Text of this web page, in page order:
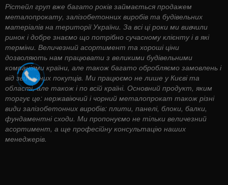
Рістейл груп вже багато років займається продажем
металопрокату, залізобетонних виробів та будівельних
матеріалів на території України. За всі ці роки ми вивчили
ринок і добре знаємо що потрібно сучасному клієнту і в які
терміни. Величезний асортимент та хороші ціни
дозволяють нам працювати з великими будівельними
компаніями країни, але також багато обробляємо замовлень і
від звичайних покупців. Ми працюємо не лише у Києві та
області, але також і по всій країні. Основний продукт, яким
торгує це: нержавіючий і чорний металопрокат також різні
види залізобетонних виробів: плити, панелі, блоки, балки,
фундаментні сходи. Ми пропонуємо не тільки величезний
асортимент, а ще професійну консультацію наших
менеджерів.